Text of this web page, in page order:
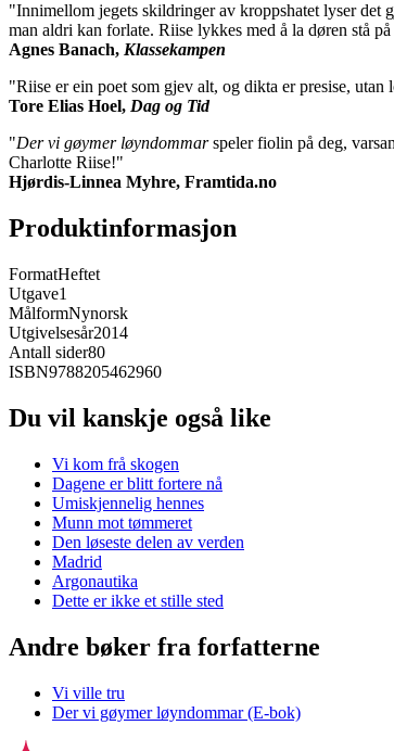
"Innimellom jegets skildringer av kroppshatet lyser det
man aldri kan forlate. Riise lykkes med å la døren stå
Agnes Banach, Klassekampen
"Riise er ein poet som gjev alt, og dikta er presise, utan
Tore Elias Hoel, Dag og Tid
"Der vi gøymer løyndommarspeler fiolin på deg,
Charlotte Riise!"
Hjørdis-Linnea Myhre, Framtida.no
Produktinformasjon
FormatHeftet
Utgave1
MålformNynorsk
Utgivelsesår2014
Antall sider80
ISBN9788205462960
Du vil kanskje også like
Vi kom frå skogen
Dagene er blitt fortere nå
Umiskjennelig hennes
Munn mot tømmeret
Den løseste delen av verden
Madrid
Argonautika
Dette er ikke et stille sted
Andre bøker fra forfatterne
Vi ville tru
Der vi gøymer løyndommar (E-bok)